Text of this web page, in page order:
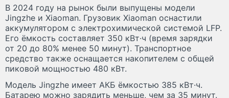
В 2024 году на рынок были выпущены модели
Jingzhe и Xiaoman. Грузовик Xiaoman оснастили
аккумулятором с электрохимической системой LFP.
Его ёмкость составляет 350 кВт·ч (время зарядки
от 20 до 80% менее 50 минут). Транспортное
средство также оснащается накопителем с общей
пиковой мощностью 480 кВт.
Модель Jingzhe имеет АКБ ёмкостью 385 кВт·ч.
Батарею можно зарядить меньше, чем за 35 минут.